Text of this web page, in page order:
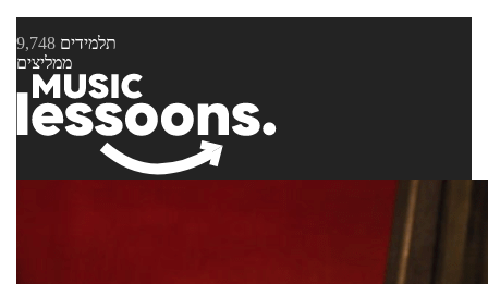
9,748 תלמידים
ממליצים